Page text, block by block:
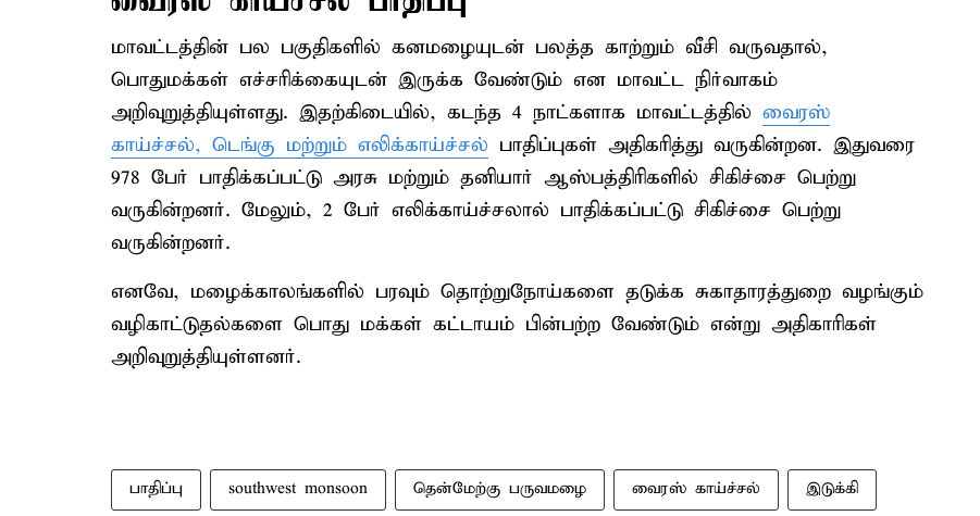
மாவட்டத்தின் பல பகுதிகளில் கனமழையுடன் பலத்த காற்றும் வீசி வருவதால்,
பொதுமக்கள் எச்சரிக்கையுடன் இருக்க வேண்டும் என மாவட்ட நிர்வாகம்
அறிவுறுத்தியுள்ளது. இதற்கிடையில், கடந்த 4 நாட்களாக மாவட்டத்தில் வைரஸ்
காய்ச்சல், டெங்கு மற்றும் எலிக்காய்ச்சல் பாதிப்புகள் அதிகரித்து வருகின்றன. இதுவரை
978 பேர் பாதிக்கப்பட்டு அரசு மற்றும் தனியார் ஆஸ்பத்திரிகளில் சிகிச்சை பெற்று
வருகின்றனர். மேலும், 2 பேர் எலிக்காய்ச்சலால் பாதிக்கப்பட்டு சிகிச்சை பெற்று
வருகின்றனர்.
எனவே, மழைக்காலங்களில் பரவும் தொற்றுநோய்களை தடுக்க சுகாதாரத்துறை வழங்கும்
வழிகாட்டுதல்களை பொது மக்கள் கட்டாயம் பின்பற்ற வேண்டும் என்று அதிகாரிகள்
அறிவுறுத்தியுள்ளனர்.
பாதிப்பு southwest monsoon தென்மேற்கு பருவமழை வைரஸ் காய்ச்சல் இடுக்கி